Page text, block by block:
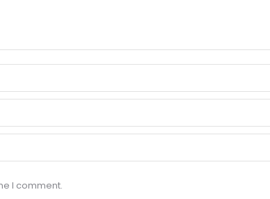
I comment.